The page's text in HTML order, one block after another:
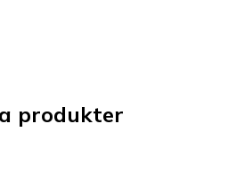
produkter